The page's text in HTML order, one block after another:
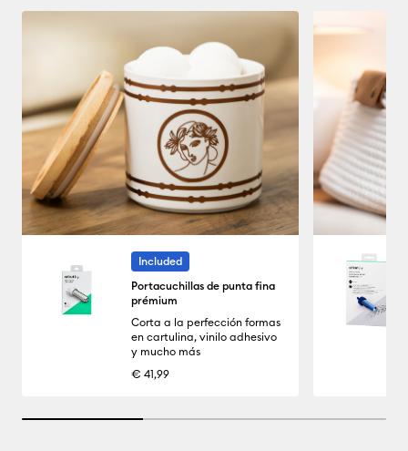
Included
Portacuchillas de punta fina
prémium
Corta a la perfección formas
en cartulina, vinilo adhesivo
y mucho más
€ 41,99
33.33333333333333% completed